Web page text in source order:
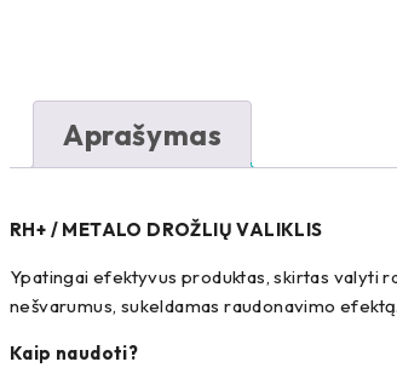
Aprašymas
RH+ / METALO DROŽLIŲ VALIKLIS
Ypatingai efektyvus produktas, skirtas valyti
nešvarumus, sukeldamas raudonavimo
Kaip naudoti?